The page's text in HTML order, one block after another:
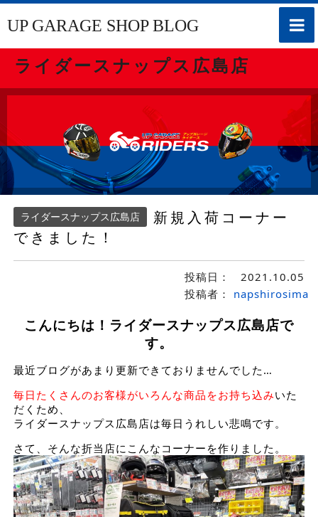
toggle
UP GARAGE SHOP BLOG
ライダースナップス広島店
ライダースナップス広島店
新規入荷コーナー
できました！
投稿日：
2021.10.05
投稿者：
napshirosima
こんにちは！ライダースナップス広島店で
す。
最近ブログがあまり更新できておりませんでした…
毎日たくさんのお客様がいろんな商品をお持ち込みいた
だくため、
ライダースナップス広島店は毎日うれしい悲鳴です。
さて、そんな折当店にこんなコーナーを作りました。